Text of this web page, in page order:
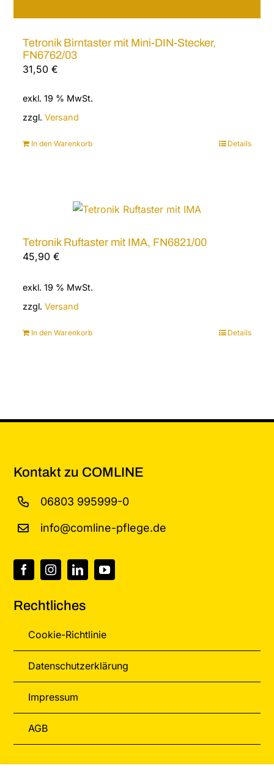
Tetronik Birntaster mit Mini-DIN-Stecker,
FN6762/03
31,50€
exkl. 19 % MwSt.
zzgl.Versand
In den Warenkorb Details
Tetronik Ruftaster mit IMA, FN6821/00
45,90€
exkl. 19 % MwSt.
zzgl.Versand
In den Warenkorb Details
Kontakt zu COMLINE
06803 995999-0
info@comline-pflege.de
Rechtliches
Cookie-Richtlinie
Datenschutzerklärung
Impressum
AGB